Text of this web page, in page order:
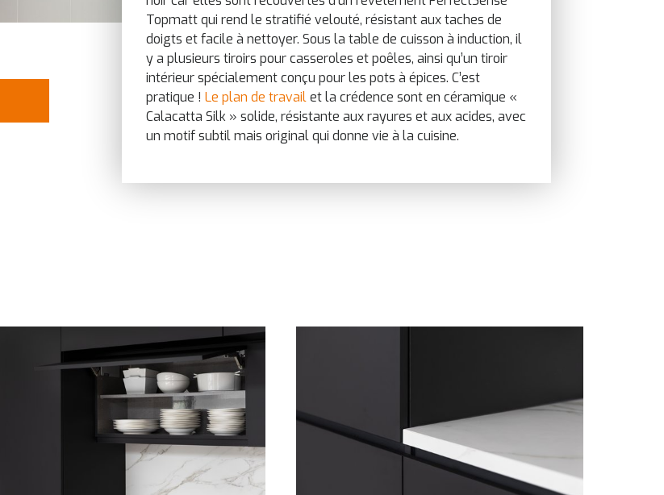
Topmatt qui rend le stratifié velouté, résistant aux taches de
doigts et facile à nettoyer. Sous la table de cuisson à induction, il
y a plusieurs tiroirs pour casseroles et poêles, ainsi qu’un tiroir
intérieur spécialement conçu pour les pots à épices. C’est
pratique ! Le plan de travailet la crédence sont en céramique «
Calacatta Silk » solide, résistante aux rayures et aux acides, avec
un motif subtil mais original qui donne vie à la cuisine.